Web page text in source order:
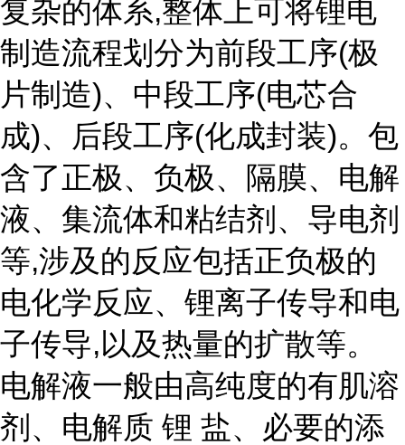
复杂的体系,整体上可将锂电
制造流程划分为前段工序(极
片制造)、中段工序(电芯合
成)、后段工序(化成封装)。包
含了正极、负极、隔膜、电解
液、集流体和粘结剂、导电剂
等,涉及的反应包括正负极的
电化学反应、锂离子传导和电
子传导,以及热量的扩散等。
电解液一般由高纯度的有肌溶
剂、电解质 锂 盐、必要的添